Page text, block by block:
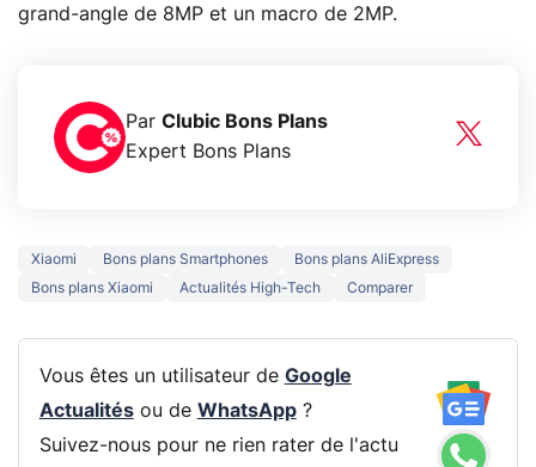
grand-angle de 8MP et un macro de 2MP.
Par Clubic Bons Plans
Expert Bons Plans
Xiaomi Bons plans Smartphones
Bons plans AliExpress
Bons plans Xiaomi
Actualités High-Tech Comparer
Vous êtes un utilisateur de Google
Actualitésou de WhatsApp?
Suivez-nous pour ne rien rater de l'actu